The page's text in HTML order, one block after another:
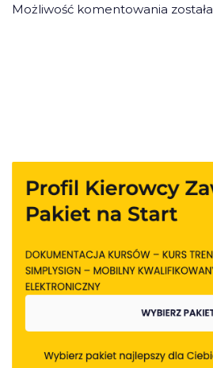
Możliwość komentowania została